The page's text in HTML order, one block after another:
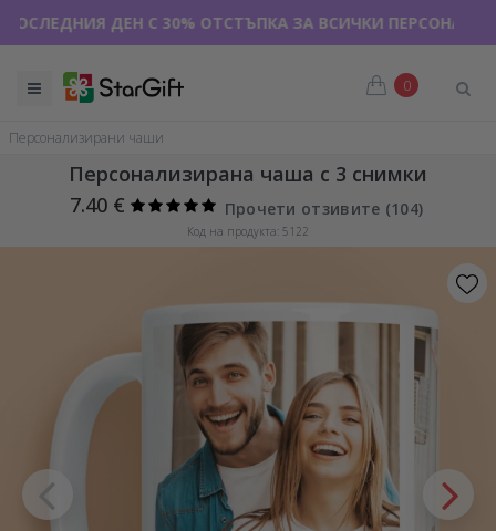
🌴 ДО -40% ОТСТЪПКА ЗА НАД 100
0
Персонализирани чаши
Персонализирана чаша с 3 снимки
7.40 €
Прочети отзивите (104)
Код на продукта: 5122